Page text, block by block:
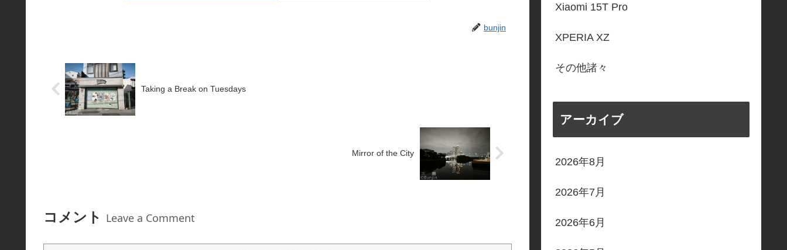
bunjin
Taking a Break on Tuesdays
Mirror of the City
コメント Leave a Comment
Xiaomi 15T Pro
XPERIA XZ
その他諸々
アーカイブ
2026年8月
2026年7月
2026年6月